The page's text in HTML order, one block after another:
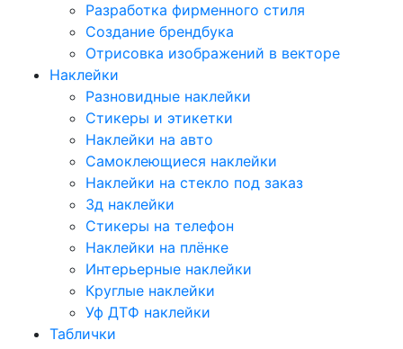
Разработка фирменного стиля
Создание брендбука
Отрисовка изображений в векторе
Наклейки
Разновидные наклейки
Стикеры и этикетки
Наклейки на авто
Самоклеющиеся наклейки
Наклейки на стекло под заказ
3д наклейки
Cтикеры на телефон
Наклейки на плёнке
Интерьерные наклейки
Круглые наклейки
Уф ДТФ наклейки
Таблички